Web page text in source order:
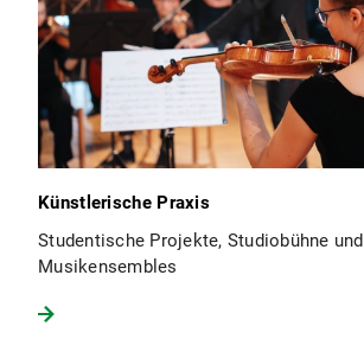
Künstlerische Praxis
Studentische Projekte, Studiobühne und
Musikensembles